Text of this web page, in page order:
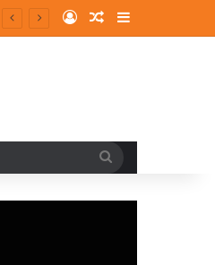
Log InRandom Article
Sidebar